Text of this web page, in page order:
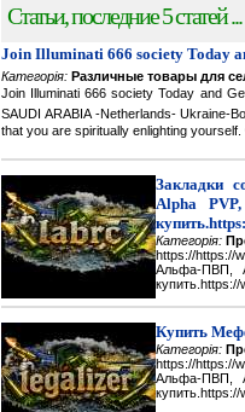
Статьи, последние 5 статей ...
Join Illuminati 666 society Today
Категорія: Различные товары для
Join Illuminati 666 society Today and
SAUDI ARABIA -Netherlands- Ukraine-
that you are spiritually enlighting yourself.
Закладки
Alpha
Категорія:
https://https://
Альфа-ПВП,
купить.https://
Купить
Категорія:
https://https://
Альфа-ПВП,
купить.https://